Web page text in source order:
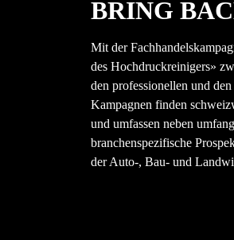
BRING
Mit der
des Hochdruckreinigers»
den professionellen und
Kampagnen finden
und umfassen neben
branchenspezifische
der Auto-, Bau- und